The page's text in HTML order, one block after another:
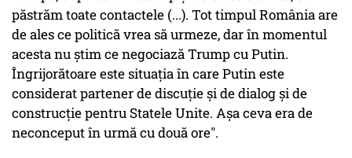
păstrăm toate contactele (...). Tot timpul România are
de ales ce politică vrea să urmeze, dar în momentul
acesta nu știm ce negociază Trump cu Putin.
Îngrijorătoare este situația în care Putin este
considerat partener de discuție și de dialog și de
construcție pentru Statele Unite. Așa ceva era de
neconceput în urmă cu două ore".